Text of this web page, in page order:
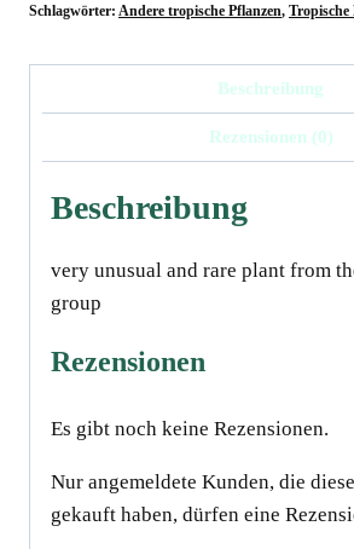
Schlagwörter: Andere tropische Pflanzen, Tropische
Beschreibung
Rezensionen (0)
Beschreibung
very unusual and rare plant from
groupﾠ
Rezensionen
Es gibt noch keine Rezensionen.
Nur angemeldete Kunden, die
gekauft haben, dürfen eine